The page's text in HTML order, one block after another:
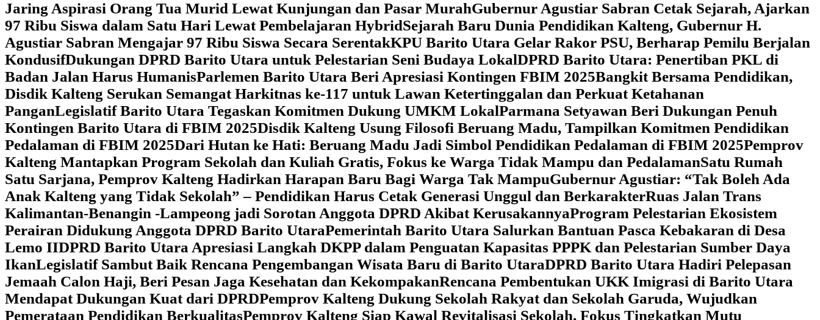
Jaring Aspirasi Orang Tua Murid Lewat Kunjungan dan Pasar MurahGubernur Agustiar Sabran Cetak Sejarah, Ajarkan
97 Ribu Siswa dalam Satu Hari Lewat Pembelajaran HybridSejarah Baru Dunia Pendidikan Kalteng, Gubernur H.
Agustiar Sabran Mengajar 97 Ribu Siswa Secara SerentakKPU Barito Utara Gelar Rakor PSU, Berharap Pemilu Berjalan
KondusifDukungan DPRD Barito Utara untuk Pelestarian Seni Budaya LokalDPRD Barito Utara: Penertiban PKL di
Badan Jalan Harus HumanisParlemen Barito Utara Beri Apresiasi Kontingen FBIM 2025‎Bangkit Bersama Pendidikan,
Disdik Kalteng Serukan Semangat Harkitnas ke-117 untuk Lawan Ketertinggalan dan Perkuat Ketahanan
PanganLegislatif Barito Utara Tegaskan Komitmen Dukung UMKM LokalParmana Setyawan Beri Dukungan Penuh
Kontingen Barito Utara di FBIM 2025Disdik Kalteng Usung Filosofi Beruang Madu, Tampilkan Komitmen Pendidikan
Pedalaman di FBIM 2025‎Dari Hutan ke Hati: Beruang Madu Jadi Simbol Pendidikan Pedalaman di FBIM 2025‎Pemprov
Kalteng Mantapkan Program Sekolah dan Kuliah Gratis, Fokus ke Warga Tidak Mampu dan Pedalaman‎Satu Rumah
Satu Sarjana, Pemprov Kalteng Hadirkan Harapan Baru Bagi Warga Tak Mampu‎Gubernur Agustiar: “Tak Boleh Ada
Anak Kalteng yang Tidak Sekolah” – Pendidikan Harus Cetak Generasi Unggul dan BerkarakterRuas Jalan Trans
Kalimantan-Benangin -Lampeong jadi Sorotan Anggota DPRD Akibat KerusakannyaProgram Pelestarian Ekosistem
Perairan Didukung Anggota DPRD Barito UtaraPemerintah Barito Utara Salurkan Bantuan Pasca Kebakaran di Desa
Lemo IIDPRD Barito Utara Apresiasi Langkah DKPP dalam Penguatan Kapasitas PPPK dan Pelestarian Sumber Daya
IkanLegislatif Sambut Baik Rencana Pengembangan Wisata Baru di Barito UtaraDPRD Barito Utara Hadiri Pelepasan
Jemaah Calon Haji, Beri Pesan Jaga Kesehatan dan KekompakanRencana Pembentukan UKK Imigrasi di Barito Utara
Mendapat Dukungan Kuat dari DPRD‎Pemprov Kalteng Dukung Sekolah Rakyat dan Sekolah Garuda, Wujudkan
Pemerataan Pendidikan Berkualitas‎Pemprov Kalteng Siap Kawal Revitalisasi Sekolah, Fokus Tingkatkan Mutu